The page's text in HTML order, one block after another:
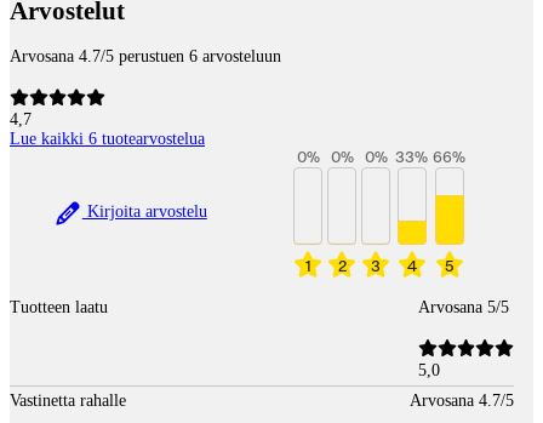
Arvostelut
Arvosana 4.7/5 perustuen 6 arvosteluun
4,7
Lue kaikki 6 tuotearvostelua
Kirjoita arvostelu
1
0%
2
0%
3
0%
4
33%
5
66%
Tuotteen laatu Arvosana 5/5
5,0
Vastinetta rahalle
Arvosana 4.7/5